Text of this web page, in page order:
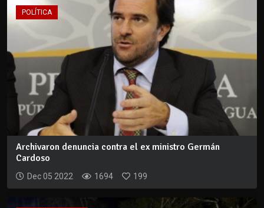
POLÍTICA
Archivaron denuncia contra el ex ministro Germán
Cardoso
Dec 05 2022 1694 199